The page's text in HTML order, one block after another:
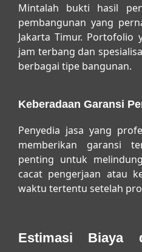
Mintalah bukti hasil
pembangunan yang
Jakarta Timur. Portofolio
jam terbang dan
berbagai tipe bangunan.
Keberadaan Garansi
Penyedia jasa yang
memberikan garansi
penting untuk
cacat pengerjaan atau
waktu tertentu setelah
Estimasi Biaya